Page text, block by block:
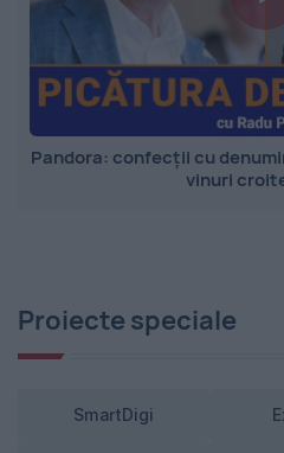
Pandora: confecții cu
vinuri
Proiecte speciale
SmartDigi